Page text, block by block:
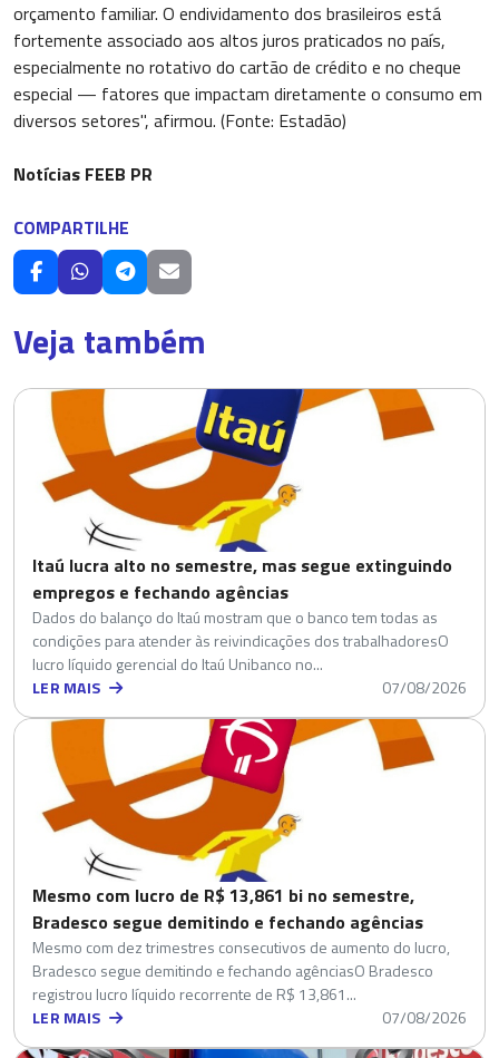
orçamento familiar. O endividamento dos brasileiros está
fortemente associado aos altos juros praticados no país,
especialmente no rotativo do cartão de crédito e no cheque
especial — fatores que impactam diretamente o consumo em
diversos setores", afirmou. (Fonte: Estadão)
Notícias FEEB PR
COMPARTILHE
Veja também
Itaú lucra alto no semestre, mas segue extinguindo
empregos e fechando agências
Dados do balanço do Itaú mostram que o banco tem todas as
condições para atender às reivindicações dos trabalhadoresO
lucro líquido gerencial do Itaú Unibanco no...
LER MAIS
07/08/2026
Mesmo com lucro de R$ 13,861 bi no semestre,
Bradesco segue demitindo e fechando agências
Mesmo com dez trimestres consecutivos de aumento do lucro,
Bradesco segue demitindo e fechando agênciasO Bradesco
registrou lucro líquido recorrente de R$ 13,861...
LER MAIS
07/08/2026